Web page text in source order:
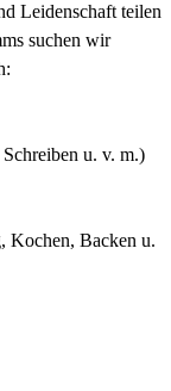
Leidenschaft teilen
suchen wir
u. v. m.)
Kochen, Backen u.